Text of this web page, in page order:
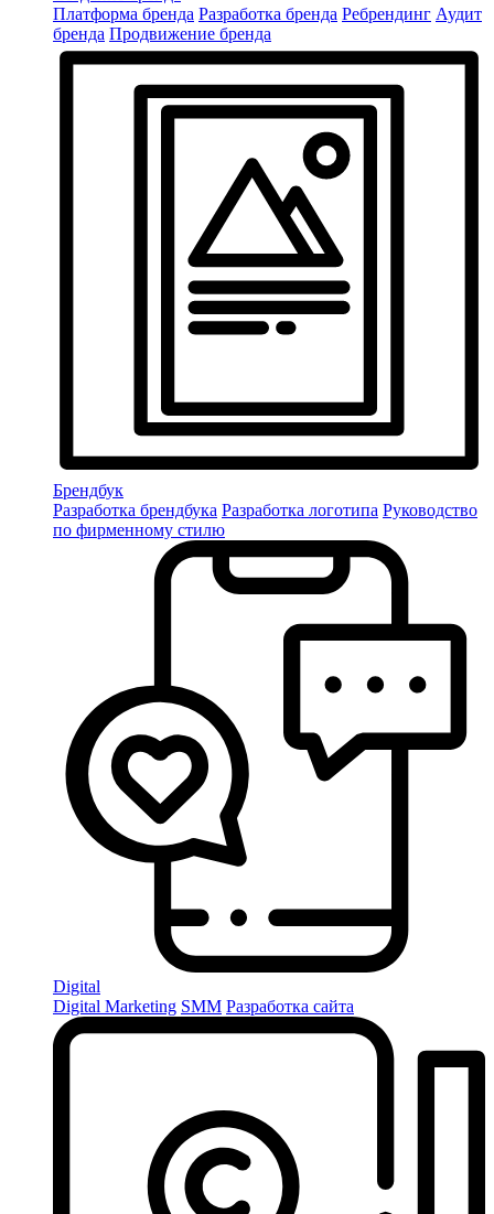
Платформа бренда Разработка бренда Ребрендинг Аудит
бренда Продвижение бренда
Брендбук
Разработка брендбука Разработка логотипа Руководство
по фирменному стилю
Digital
Digital Marketing SMM Разработка сайта